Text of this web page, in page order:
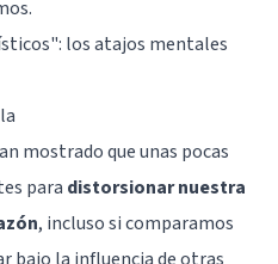
los atajos mentales
mostrado que unas pocas
para distorsionar nuestra
, incluso si comparamos